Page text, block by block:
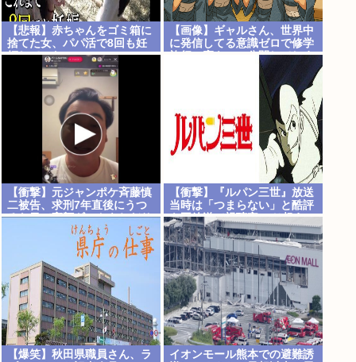
【悲報】赤ちゃんをゴミ箱に
捨てた女、パパ活で8回も妊
娠していた
【画像】ギャルさん、世界中
に発信してる意識ゼロで修学
旅行の宿をSNS公開してしま
【Pickup08082952】
【衝撃】元ジャンポケ斉藤慎
二被告、求刑7年直後にうつ
ろな目で高額ギフトをねだり
続ける・・・・・・・・・
【衝撃】『ルパン三世』放送
当時は「つまらない」と酷評
も再放送で視聴率30％超え
www
【爆笑】秋田県職員さん、ラ
イオンモール熊本での避難誘